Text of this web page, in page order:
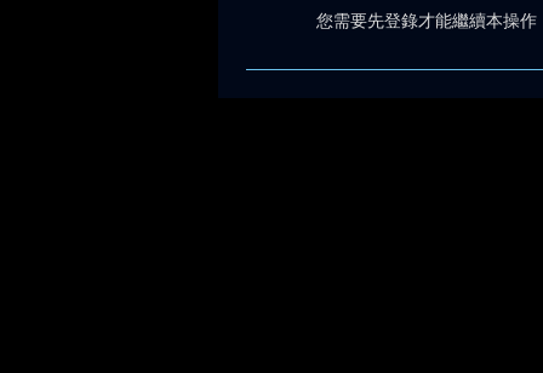
您需要先登錄才能繼續本操作